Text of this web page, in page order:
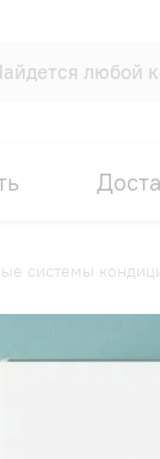
системы